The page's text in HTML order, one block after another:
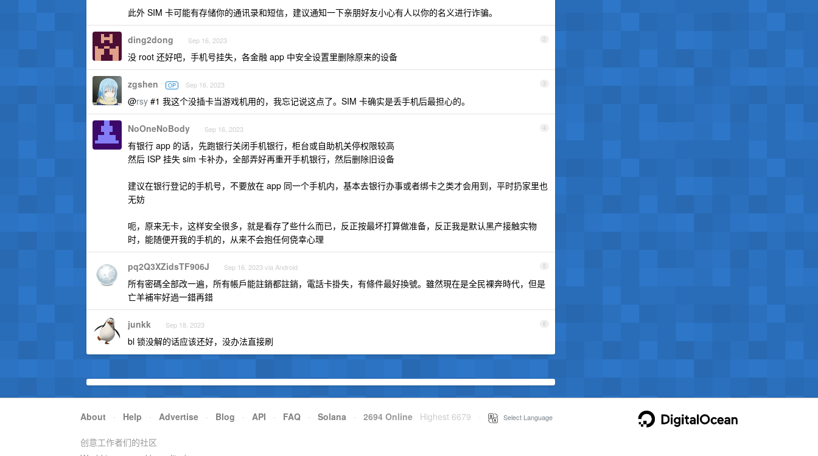
此外 SIM 卡可能有存储你的通讯录和短信，建议通知一下亲朋好友小心有人以你的名义进行诈骗。
2
ding2dong Sep 16, 2023
没 root 还好吧，手机号挂失，各金融 app 中安全设置里删除原来的设备
3
zgshen OP Sep 16, 2023
@rsy #1 我这个没插卡当游戏机用的，我忘记说这点了。SIM 卡确实是丢手机后最担心的。
4
NoOneNoBody Sep 16, 2023
有银行 app 的话，先跑银行关闭手机银行，柜台或自助机关停权限较高
然后 ISP 挂失 sim 卡补办，全部弄好再重开手机银行，然后删除旧设备
建议在银行登记的手机号，不要放在 app 同一个手机内，基本去银行办事或者绑卡之类才会用到，平时扔家里也
无妨
呃，原来无卡，这样安全很多，就是看存了些什么而已，反正按最坏打算做准备，反正我是默认黑产接触实物
时，能随便开我的手机的，从来不会抱任何侥幸心理
5
pq2Q3XZidsTF906J Sep 16, 2023 via Android
所有密碼全部改一遍，所有帳戶能註銷都註銷，電話卡掛失，有條件最好換號。雖然現在是全民裸奔時代，但是
亡羊補牢好過一錯再錯
6
junkk Sep 18, 2023
bl 锁没解的话应该还好，没办法直接刷
About · Help · Advertise · Blog · API · FAQ · Solana · 2694 Online Highest 6679 Select Language
创意工作者们的社区